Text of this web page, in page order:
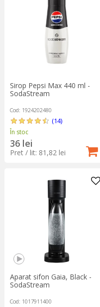
Sirop Pepsi Max 440 ml -
SodaStream
Cod: 1924202480
(14)
În stoc
36 lei
Pret / lit: 81,82 lei
Aparat sifon Gaia, Black -
SodaStream
Cod: 1017911400